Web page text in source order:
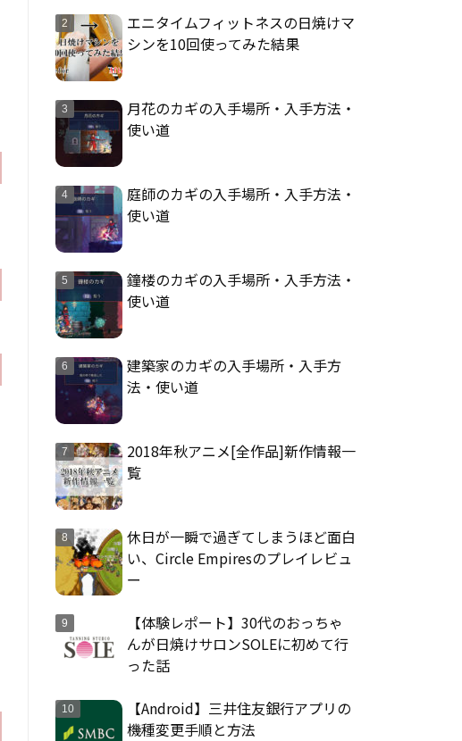
エニタイムフィットネスの日焼けマ
シンを10回使ってみた結果
月花のカギの入手場所・入手方法・
使い道
庭師のカギの入手場所・入手方法・
使い道
鐘楼のカギの入手場所・入手方法・
使い道
建築家のカギの入手場所・入手方
法・使い道
2018年秋アニメ[全作品]新作情報一
覧
休日が一瞬で過ぎてしまうほど面白
い、Circle Empiresのプレイレビュ
ー
【体験レポート】30代のおっちゃ
んが日焼けサロンSOLEに初めて行
った話
【Android】三井住友銀行アプリの
機種変更手順と方法